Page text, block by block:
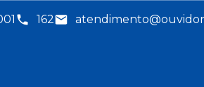
162